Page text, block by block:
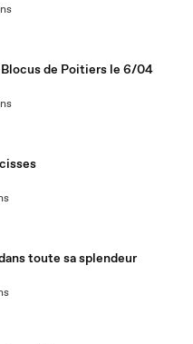
Blocus de Poitiers le 6/04
toute sa splendeur